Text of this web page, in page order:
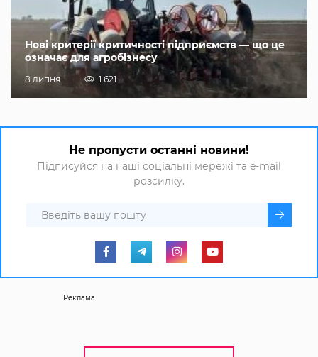
Нові критерії критичності підприємств — що це
означає для агробізнесу
8 липня 1 621
Не пропусти останні новини!
Підписуйся на наші соціальні мережі та e-mail
розсилку.
Реклама